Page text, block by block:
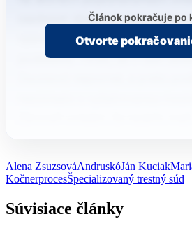
osobnom stretnutí nikdy
vysvetľoval, že túto udalosť
podstatnú. Tvrdil, že v tom
Článok pokračuje po
Otvorte
Alena ZsuzsováAndruskóJán Kuciak
KočnerprocesŠpecializovaný trestný súd
Súvisiace články